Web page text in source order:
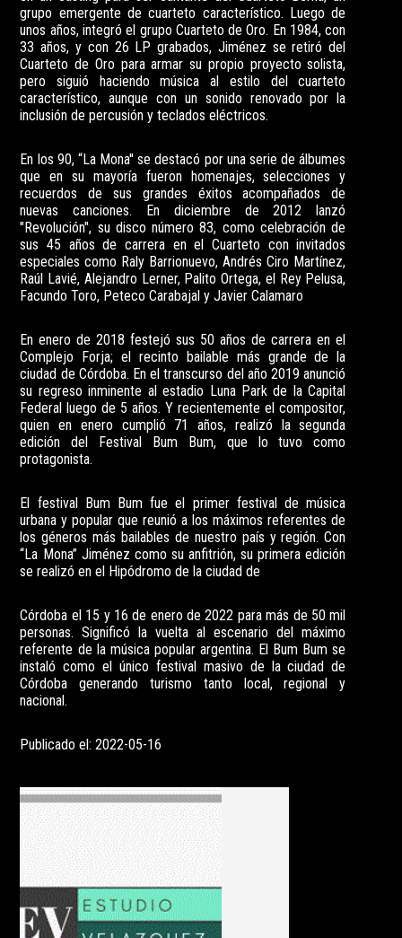
grupo emergente de cuarteto característico. Luego de
unos años, integró el grupo Cuarteto de Oro. En 1984, con
33 años, y con 26 LP grabados, Jiménez se retiró del
Cuarteto de Oro para armar su propio proyecto solista,
pero siguió haciendo música al estilo del cuarteto
característico, aunque con un sonido renovado por la
inclusión de percusión y teclados eléctricos.
En los 90, “La Mona'' se destacó por una serie de álbumes
que en su mayoría fueron homenajes, selecciones y
recuerdos de sus grandes éxitos acompañados de
nuevas canciones. En diciembre de 2012 lanzó
"Revolución", su disco número 83, como celebración de
sus 45 años de carrera en el Cuarteto con invitados
especiales como Raly Barrionuevo, Andrés Ciro Martínez,
Raúl Lavié, Alejandro Lerner, Palito Ortega, el Rey Pelusa,
Facundo Toro, Peteco Carabajal y Javier Calamaro
En enero de 2018 festejó sus 50 años de carrera en el
Complejo Forja; el recinto bailable más grande de la
ciudad de Córdoba. En el transcurso del año 2019 anunció
su regreso inminente al estadio Luna Park de la Capital
Federal luego de 5 años. Y recientemente el compositor,
quien en enero cumplió 71 años, realizó la segunda
edición del Festival Bum Bum, que lo tuvo como
protagonista.
El festival Bum Bum fue el primer festival de música
urbana y popular que reunió a los máximos referentes de
los géneros más bailables de nuestro país y región. Con
“La Mona” Jiménez como su anfitrión, su primera edición
se realizó en el Hipódromo de la ciudad de
Córdoba el 15 y 16 de enero de 2022 para más de 50 mil
personas. Significó la vuelta al escenario del máximo
referente de la música popular argentina. El Bum Bum se
instaló como el único festival masivo de la ciudad de
Córdoba generando turismo tanto local, regional y
nacional.
Publicado el: 2022-05-16